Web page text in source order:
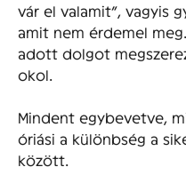
vár el valamit”, vagyis
amit nem érdemel
adott dolgot
okol.
Mindent egybevetve,
óriási a különbség a
között.